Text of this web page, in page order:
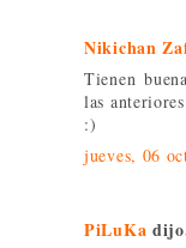
Nikichan
Tienen
las
:)
jueves, 06
PiLuKa